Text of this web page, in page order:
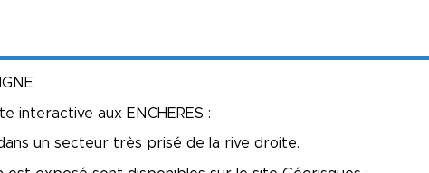
interactive aux ENCHERES :
un secteur très prisé de la rive droite.